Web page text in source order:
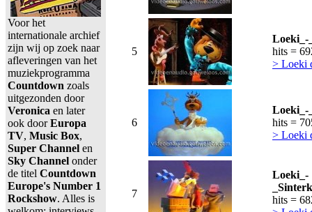
Voor het
internationale archief
zijn wij op zoek naar
afleveringen van het
muziekprogramma
Countdown zoals
uitgezonden door
Veronica en later
ook doorEuropa
TV, Music Box,
Super Channel en
Sky Channel onder
de titel Countdown
Europe's Number 1
Rockshow. Alles is
5
Loeki_-
hits =
> Loeki
6
Loeki_-
hits =
> Loeki
7
Loeki_-
hits =